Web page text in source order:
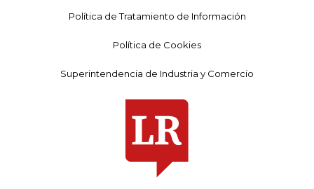
Política de Tratamiento de Información
Política de Cookies
Superintendencia de Industria y Comercio